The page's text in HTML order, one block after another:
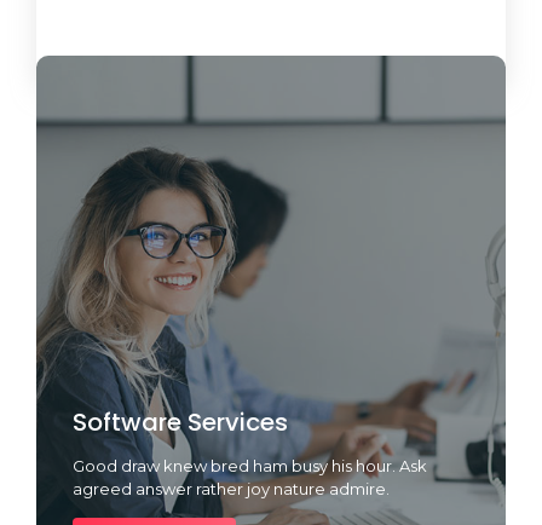
Software Services
Good draw knew bred ham busy his hour. Ask
agreed answer rather joy nature admire.